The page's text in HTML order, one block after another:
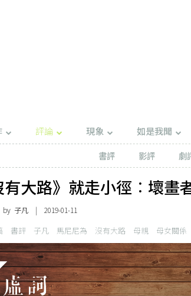
評論 現象 如是我聞
書評
影評 劇
有大路》就走小徑︰壞畫
子凡 | 2019-01-11
書評 子凡 馬尼尼為 沒有大路 母親 母女關係